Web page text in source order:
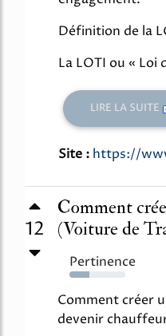
Définition de la
La LOTI ou «
LIRE LA SUITE
Site : https://
12
Comment
(Voiture de
Pertinence
35%
Comment créer
devenir